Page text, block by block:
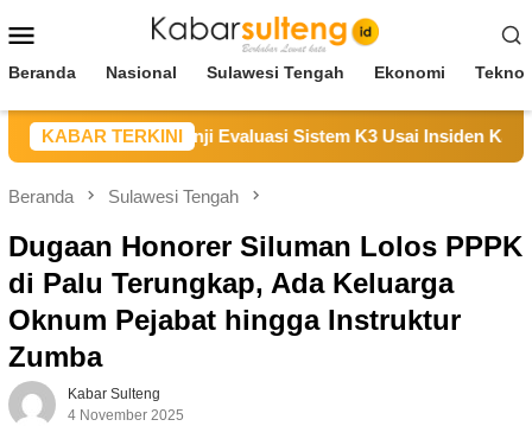
ke
Mobile
Beranda Nasional Sulawesi Tengah Ekonomi
KABAR TERKINI
Duka, Janji Evaluasi Sistem K3 Usai Insiden
Beranda Sulawesi Tengah
Dugaan Honorer Siluman Lolos PPPK
di Palu Terungkap, Ada Keluarga
Oknum Pejabat hingga Instruktur
Zumba
Kabar Sulteng
4 November 2025